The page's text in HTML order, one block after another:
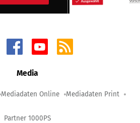
Media
Mediadaten Online Mediadaten Print
Partner 1000PS